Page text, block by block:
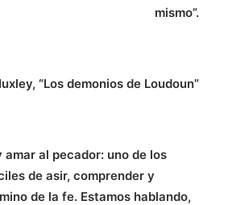
mismo”.
“Los demonios de Loudoun”
amar al pecador: uno de los
de asir, comprender y
de la fe. Estamos hablando,